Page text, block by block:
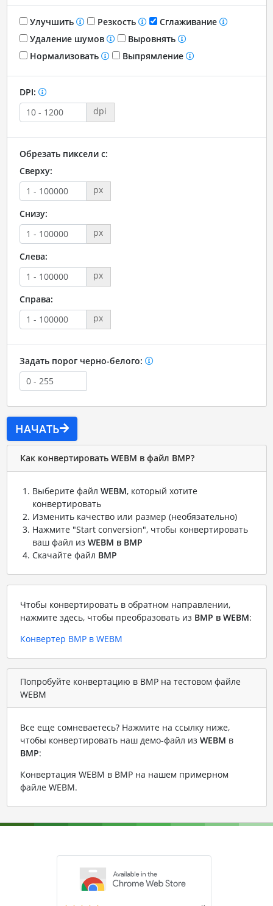
Улучшить Резкость
Сглаживание
Удаление шумов
Выровнять
Нормализовать
Выпрямление
DPI:
dpi
Обрезать пиксели с:
Сверху:
px
Снизу:
px
Слева:
px
Справа:
px
Задать порог черно-белого:
НАЧАТЬ
Как конвертировать WEBM в файл BMP?
Выберите файл WEBM, который хотите
конвертировать
Изменить качество или размер (необязательно)
Нажмите "Start conversion", чтобы конвертировать
ваш файл из WEBM в BMP
Скачайте файл BMP
Чтобы конвертировать в обратном направлении,
нажмите здесь, чтобы преобразовать из BMP в WEBM:
Конвертер BMP в WEBM
Попробуйте конвертацию в BMP на тестовом файле
WEBM
Все еще сомневаетесь? Нажмите на ссылку ниже,
чтобы конвертировать наш демо-файл из WEBM в
BMP:
Конвертация WEBM в BMP на нашем примерном
файле WEBM.